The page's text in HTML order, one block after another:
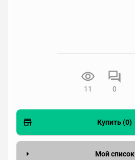
11 0
Купить (0)
Мой список